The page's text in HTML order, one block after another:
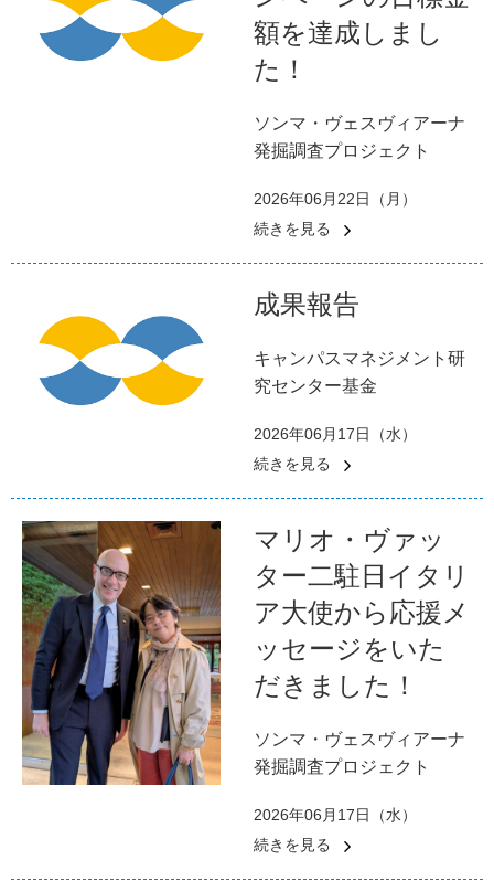
額を達成しまし
た！
ソンマ・ヴェスヴィアーナ
発掘調査プロジェクト
2026年06月22日（月）
続きを見る
成果報告
キャンパスマネジメント研
究センター基金
2026年06月17日（水）
続きを見る
マリオ・ヴァッ
ター二駐日イタリ
ア大使から応援メ
ッセージをいた
だきました！
ソンマ・ヴェスヴィアーナ
発掘調査プロジェクト
2026年06月17日（水）
続きを見る